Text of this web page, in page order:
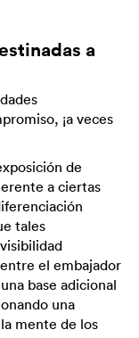
a
¡a veces
de
a ciertas
tales
el embajador
base adicional
una
mente de los